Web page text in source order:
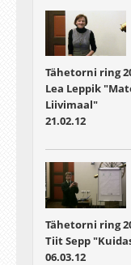
Tähetorni ring
Lea Leppik
Liivimaal"
21.02.12
Tähetorni ring
Tiit Sepp
06.03.12